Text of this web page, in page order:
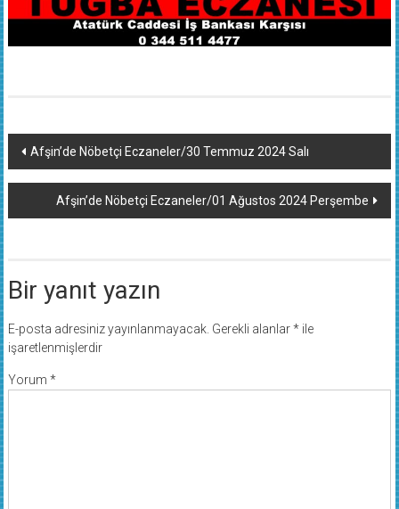
Yazı
dolaşımı
Afşin’de Nöbetçi Eczaneler/30 Temmuz 2024 Salı
Afşin’de Nöbetçi Eczaneler/01 Ağustos 2024 Perşembe
Bir yanıt yazın
E-posta adresiniz yayınlanmayacak. Gerekli alanlar*ile
işaretlenmişlerdir
Yorum *